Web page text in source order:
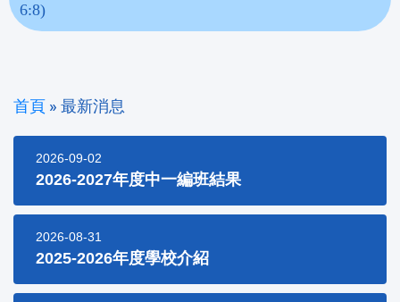
6:8)
首頁 » 最新消息
2026-09-02
2026-2027年度中一編班結果
2026-08-31
2025-2026年度學校介紹